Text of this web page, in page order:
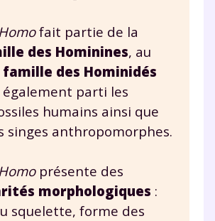
Homofait partie de la
des Hominines, au
famille des Hominidés
parti les
humains ainsi que
singes anthropomorphes.
Homoprésente des
morphologiques :
squelette, forme des